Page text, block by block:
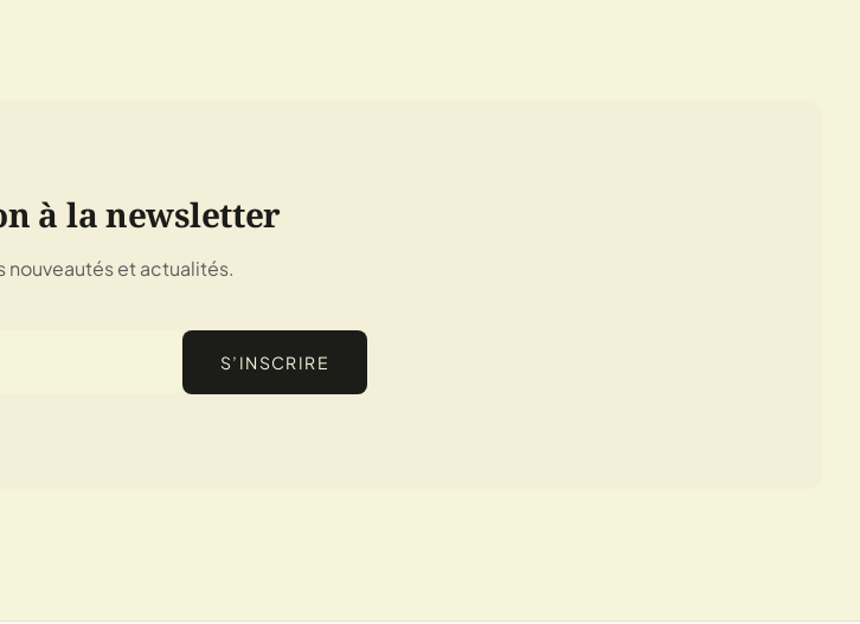
à la newsletter
nouveautés et actualités.
S’INSCRIRE